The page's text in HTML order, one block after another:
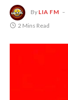
By LIA FM
2 Mins Read